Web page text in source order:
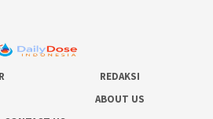
REDAKSI
ABOUT US